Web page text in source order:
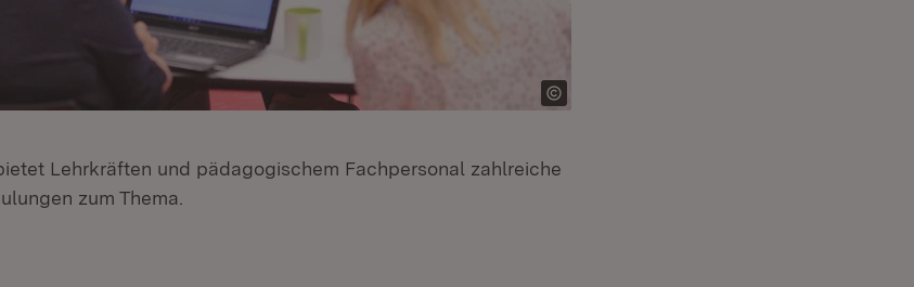
Lehrkräften und pädagogischem Fachpersonal zahlreiche
zum Thema.